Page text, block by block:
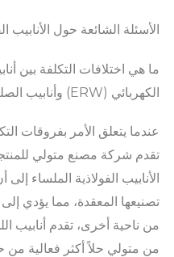
الأسئلة الشائعة حول الأنابيب
ما هي اختلافات التكلفة بين
الكهربائي (ERW) وأنابيب الصلب غير الملحومة؟
عندما يتعلق الأمر بفروقات
تقدم شركة مصنع متولي
الأنابيب الفولاذية الملساء
تصنيعها المعقدة، مما يؤدي
من متولي حلاً أكثر فعالية من